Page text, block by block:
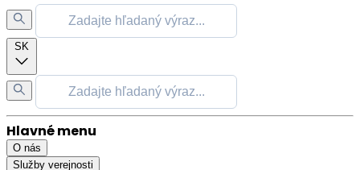
SK
Hlavné menu
O nás
Služby verejnosti